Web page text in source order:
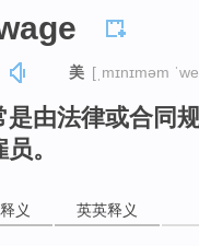
美 [ˌmɪnɪməm
是由法律或合同
。
义 英英释义